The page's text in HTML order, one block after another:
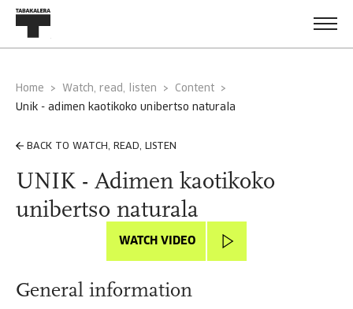
Home Watch, read, listen
Content
unik - adimen kaotikoko unibertso naturala
BACK TO WATCH, READ, LISTEN
UNIK - Adimen kaotikoko
unibertso naturala
WATCH VIDEO
General information